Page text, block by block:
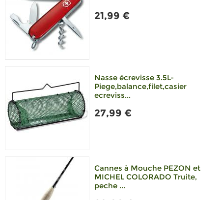
21,99 €
Nasse écrevisse 3.5L-
Piege,balance,filet,casier
ecreviss...
27,99 €
Cannes à Mouche PEZON et
MICHEL COLORADO Truite,
peche ...